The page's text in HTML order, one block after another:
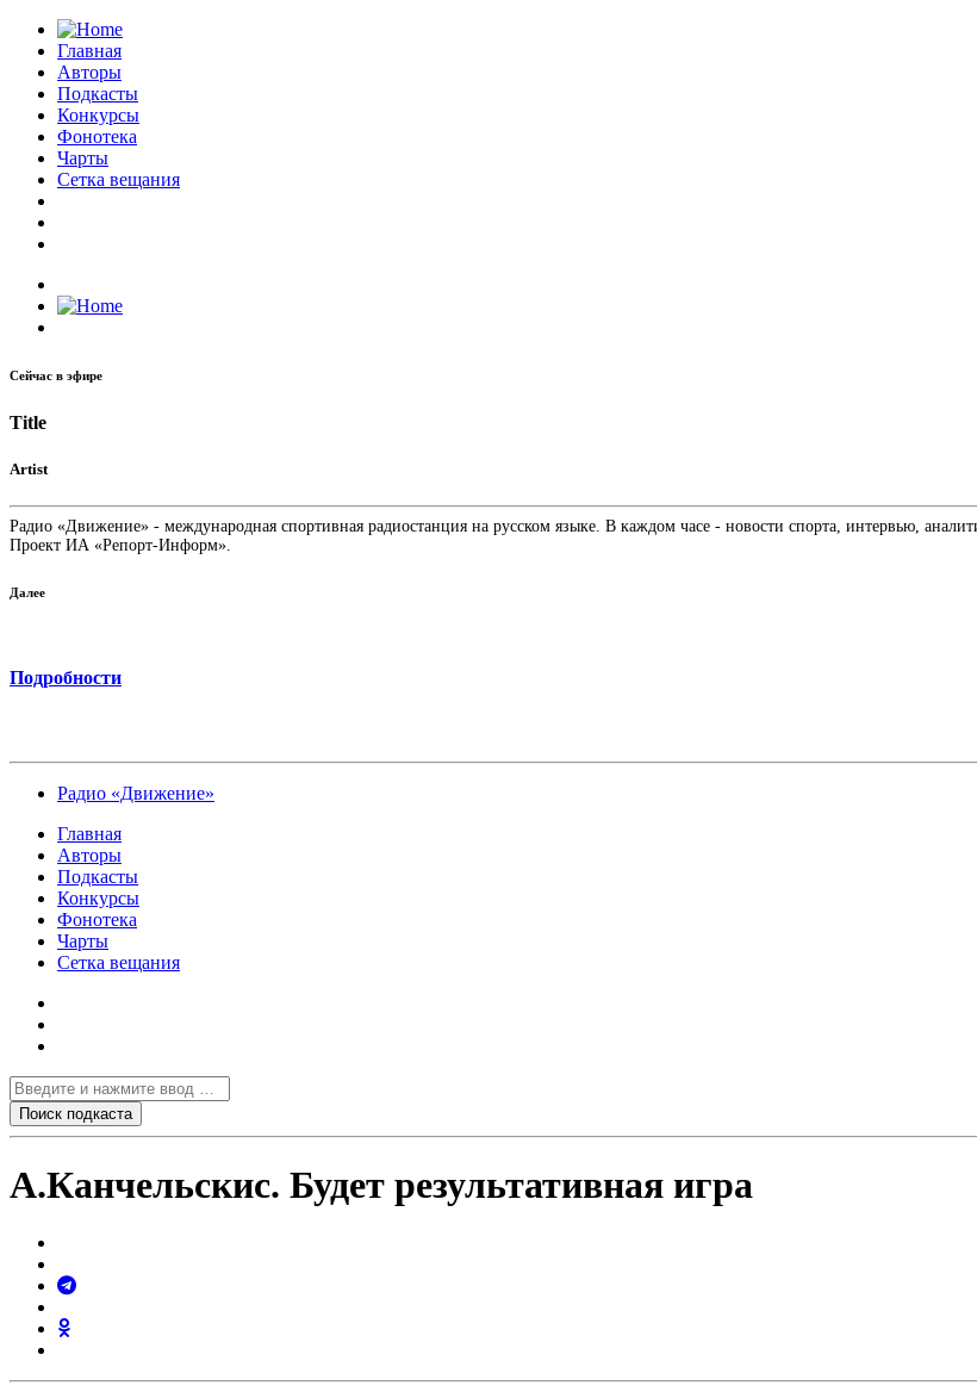
Главная
Авторы
Подкасты
Конкурсы
Фонотека
Чарты
Сетка вещания
Сейчас в эфире
Title
Artist
Радио «Движение» - международная спортивная радиостанция на русском языке. В каждом часе - новости спорта, интервью,
Проект ИА «Репорт-Информ».
Далее
Подробности
Радио «Движение»
Главная
Авторы
Подкасты
Конкурсы
Фонотека
Чарты
Сетка вещания
А.Канчельскис. Будет результативная игра